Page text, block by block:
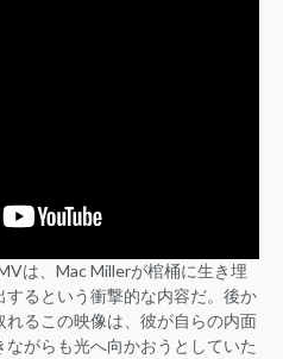
は、Mac Millerが棺桶に生き埋
るという衝撃的な内容だ。後か
るこの映像は、彼が自らの内面
がらも光へ向かおうとしていた